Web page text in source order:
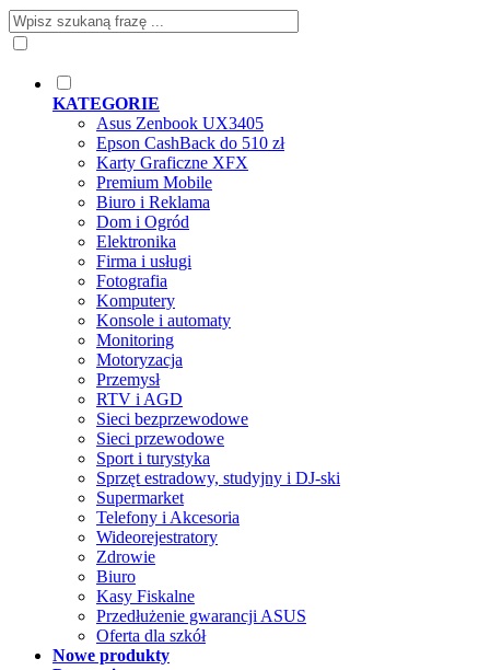
KATEGORIE
Asus Zenbook UX3405
Epson CashBack do 510 zł
Karty Graficzne XFX
Premium Mobile
Biuro i Reklama
Dom i Ogród
Elektronika
Firma i usługi
Fotografia
Komputery
Konsole i automaty
Monitoring
Motoryzacja
Przemysł
RTV i AGD
Sieci bezprzewodowe
Sieci przewodowe
Sport i turystyka
Sprzęt estradowy, studyjny i DJ-ski
Supermarket
Telefony i Akcesoria
Wideorejestratory
Zdrowie
Biuro
Kasy Fiskalne
Przedłużenie gwarancji ASUS
Oferta dla szkół
Nowe produkty